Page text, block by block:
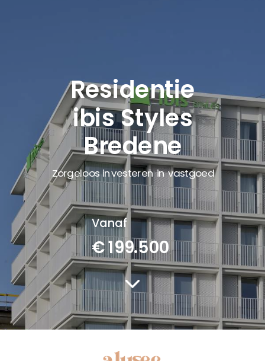
Zorgeloos investeren in vastgoed
Vanaf
€ 199.500
Residentie
ibis Styles
Bredene